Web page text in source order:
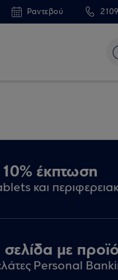
Ραντεβού
10% έκπτωση
και
σελίδα με
Personal